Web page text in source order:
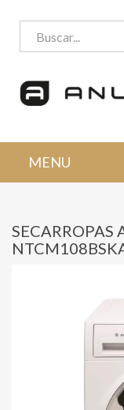
SECARROPAS